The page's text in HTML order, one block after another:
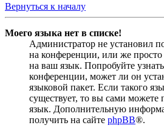
Вернуться к началу
Моего языка нет в списке!
Администратор не установил
на конференции, или же
на ваш язык. Попробуйте
конференции, может ли он
языковой пакет. Если такого
существует, то вы сами можете
язык. Дополнительную
получить на сайте phpBB®.